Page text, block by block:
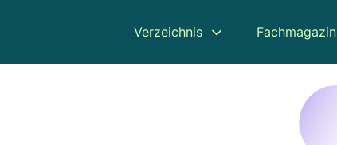
Verzeichnis Fachmagazin